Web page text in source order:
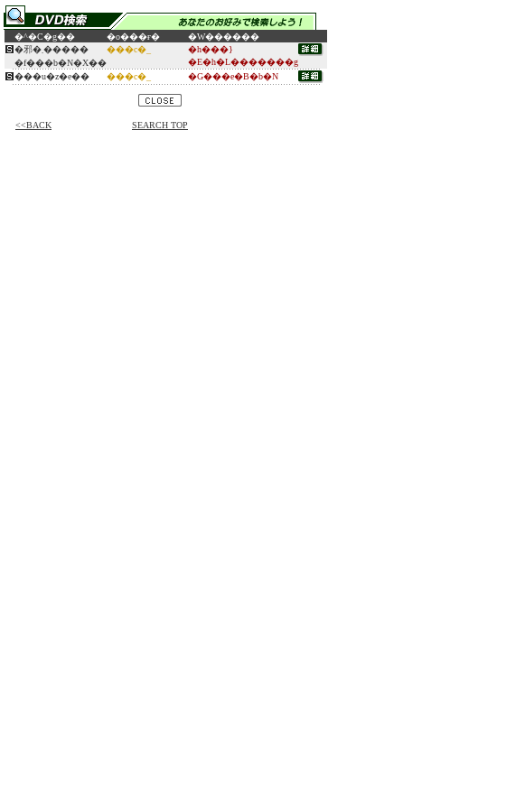
�^�C�g�� �o���ғ�
�W������
�邪�܂�����
�f���b�N�X��
���c�_
�h���}
�E�h�L�������g
���u�z�e��
���c�_ �G���e�B�b�N
<<BACK SEARCH TOP